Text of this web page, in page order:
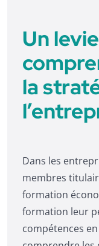
Un
la
Dans les
membres
formation
formation leur
compétences